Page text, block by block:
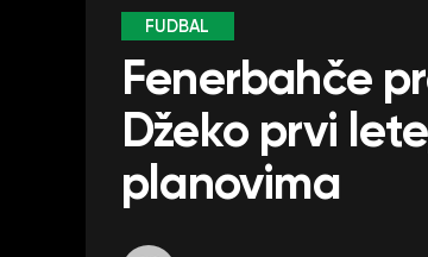
FUDBAL
Fenerbahče
Džeko prvi
planovima